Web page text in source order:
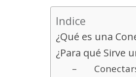
Indice
¿Qué es una
¿Para qué Sirve
–